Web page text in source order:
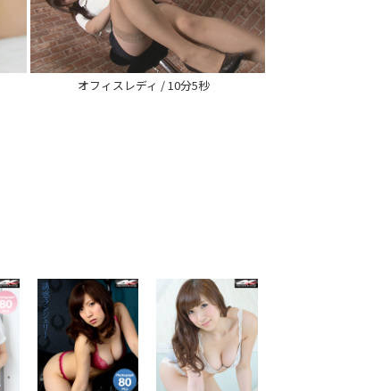
オフィスレディ / 10分5秒